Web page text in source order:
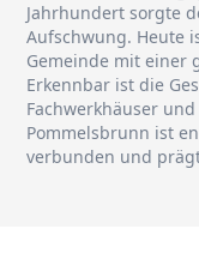
Jahrhundert sorgte
Aufschwung. Heute
Gemeinde mit einer
Erkennbar ist die
Fachwerkhäuser
Pommelsbrunn ist
verbunden und